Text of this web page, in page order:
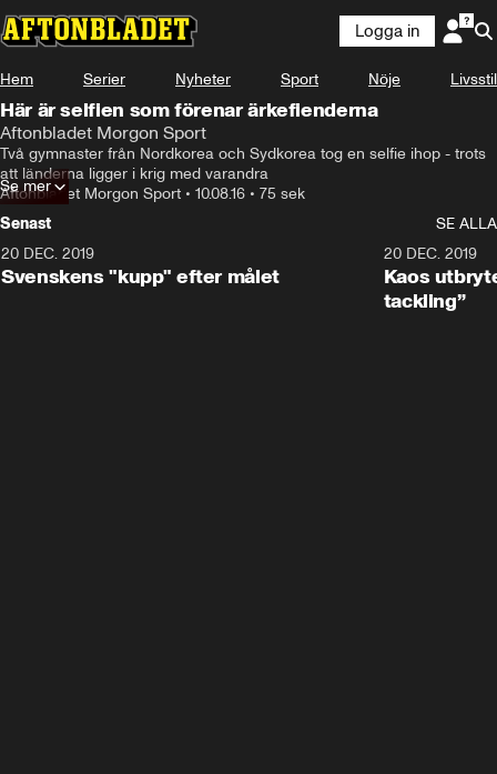
Logga in
Hem Serier Nyheter Sport Nöje Livsstil
Här är selfien som förenar ärkefienderna
Aftonbladet Morgon Sport
Två gymnaster från Nordkorea och Sydkorea tog en selfie ihop - trots
att länderna ligger i krig med varandra
Aftonbladet Morgon Sport • 10.08.16 • 75 sek
Se mer
Senast
SE ALLA
20 DEC. 2019
Svenskens "kupp" efter målet
20 DEC. 2019
Kaos
tackling”